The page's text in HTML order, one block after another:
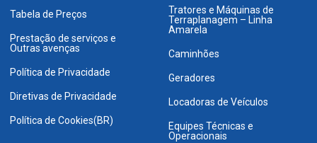
Tabela de Preços
Prestação de serviços e
Outras avenças
Política de Privacidade
Diretivas de Privacidade
Política de Cookies(BR)
Tratores e Máquinas de
Terraplanagem – Linha
Amarela
Caminhões
Geradores
Locadoras de Veículos
Equipes Técnicas e
Operacionais